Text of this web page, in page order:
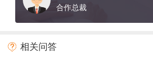
合作总裁
相关问答